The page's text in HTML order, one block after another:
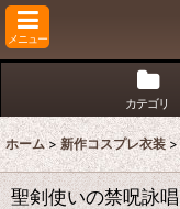
メニュー
カテゴリ
ホーム > 新作コスプレ衣装 >
聖剣使いの禁呪詠唱